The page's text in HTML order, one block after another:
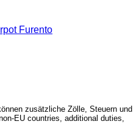
Furento
zusätzliche Zölle, Steuern und
EU countries, additional duties,